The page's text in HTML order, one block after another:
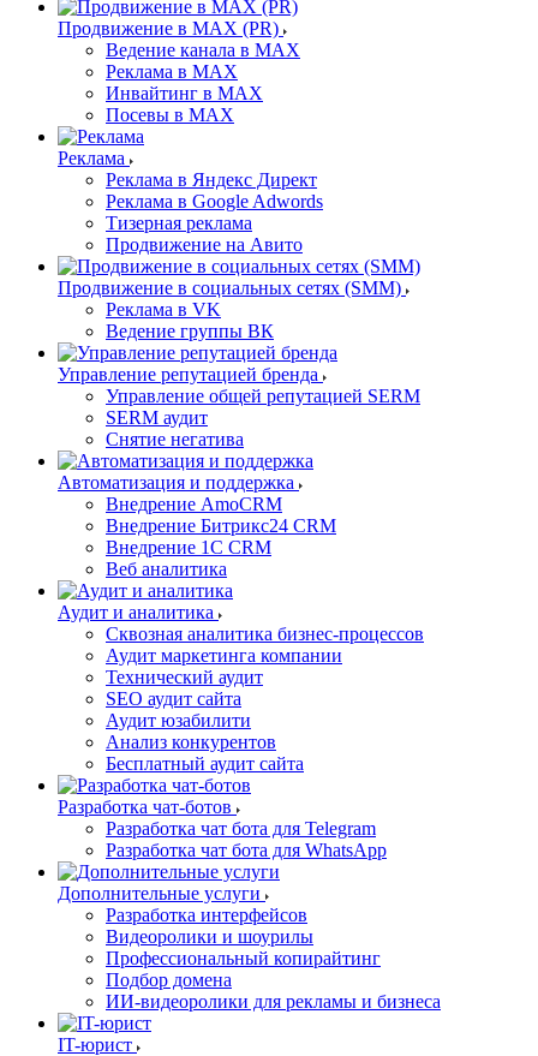
Продвижение в MAX (PR)
Ведение канала в MAX
Реклама в MAX
Инвайтинг в MAX
Посевы в MAX
Реклама
Реклама в Яндекс Директ
Реклама в Google Adwords
Тизерная реклама
Продвижение на Авито
Продвижение в социальных сетях (SMM)
Реклама в VK
Ведение группы ВК
Управление репутацией бренда
Управление общей репутацией SERM
SERM аудит
Снятие негатива
Автоматизация и поддержка
Внедрение AmoCRM
Внедрение Битрикс24 CRM
Внедрение 1C CRM
Веб аналитика
Аудит и аналитика
Сквозная аналитика бизнес-процессов
Аудит маркетинга компании
Технический аудит
SEO аудит сайта
Аудит юзабилити
Анализ конкурентов
Бесплатный аудит сайта
Разработка чат-ботов
Разработка чат бота для Telegram
Разработка чат бота для WhatsApp
Дополнительные услуги
Разработка интерфейсов
Видеоролики и шоурилы
Профессиональный копирайтинг
Подбор домена
ИИ-видеоролики для рекламы и бизнеса
IT-юрист